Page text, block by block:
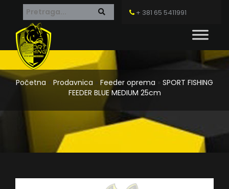
+ 381 65 5411991
Početna » Prodavnica » Feeder oprema » SPORT FISHING
FEEDER BLUE MEDIUM 25cm